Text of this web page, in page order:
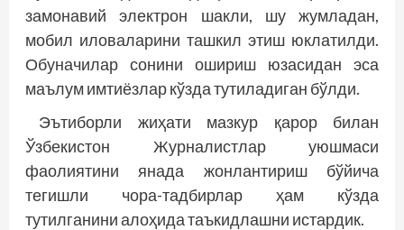
замонавий электрон шакли, шу жумладан,
мобил иловаларини ташкил этиш юклатилди.
Обуначилар сонини ошириш юзасидан эса
маълум имтиёзлар кўзда тутиладиган бўлди.
Эътиборли жиҳати мазкур қарор билан
Ўзбекистон Журналистлар уюшмаси
фаолиятини янада жонлантириш бўйича
тегишли чора-тадбирлар ҳам кўзда
тутилганини алоҳида таъкидлашни истардик.